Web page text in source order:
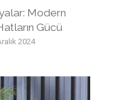
Modern
Gücü
2024